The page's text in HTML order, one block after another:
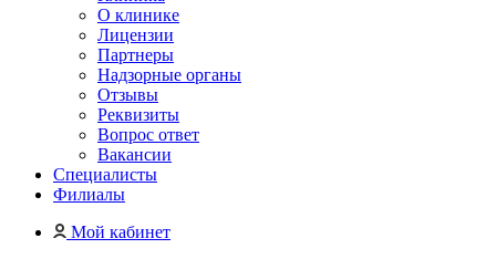
О клинике
Лицензии
Партнеры
Надзорные органы
Отзывы
Реквизиты
Вопрос ответ
Вакансии
Специалисты
Филиалы
Мой кабинет